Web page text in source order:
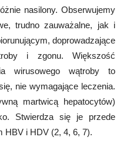
nasilony. Obserwujemy
trudno zauważalne, jak i
doprowadzające
i zgonu. Większość
wirusowego wątroby to
nie wymagające leczenia.
martwicą hepatocytów)
Stwierdza się je przede
i HDV (2, 4, 6, 7).